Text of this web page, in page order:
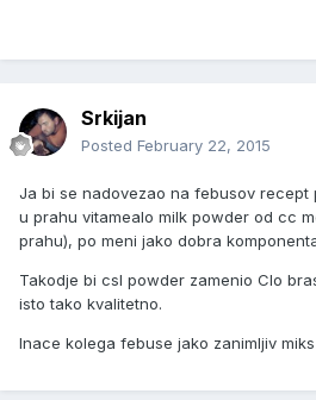
Srkijan
Posted February 22, 2015
Ja bi se nadovezao na febusov recept
u prahu vitamealo milk powder od cc
prahu), po meni jako dobra
Takodje bi csl powder zamenio Clo
isto tako kvalitetno.
Inace kolega febuse jako zanimljiv